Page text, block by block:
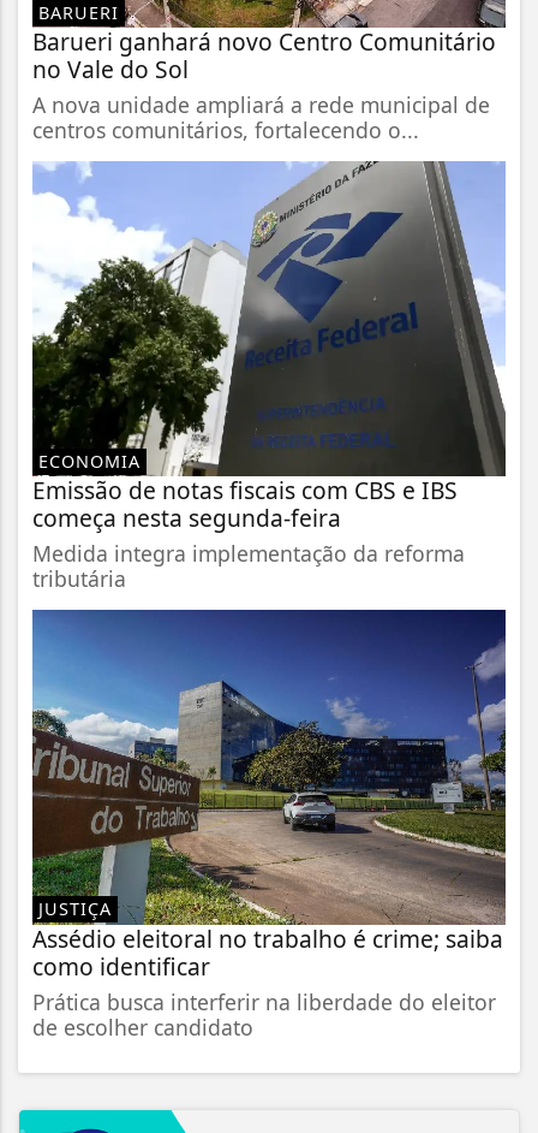
BARUERI
Barueri ganhará novo Centro Comunitário
no Vale do Sol
A nova unidade ampliará a rede municipal de
centros comunitários, fortalecendo o...
ECONOMIA
Emissão de notas fiscais com CBS e IBS
começa nesta segunda-feira
Medida integra implementação da reforma
tributária
JUSTIÇA
Assédio eleitoral no trabalho é crime; saiba
como identificar
Prática busca interferir na liberdade do eleitor
de escolher candidato